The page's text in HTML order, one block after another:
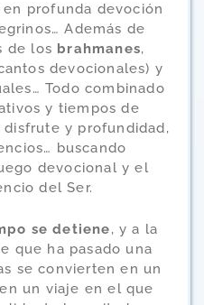
profunda devoción
Además de
de los brahmanes,
devocionales) y
Todo combinado
y tiempos de
disfrute y profundidad,
buscando
devocional y el
del Ser.
se detiene, y a la
que ha pasado una
se convierten en un
un viaje en el que